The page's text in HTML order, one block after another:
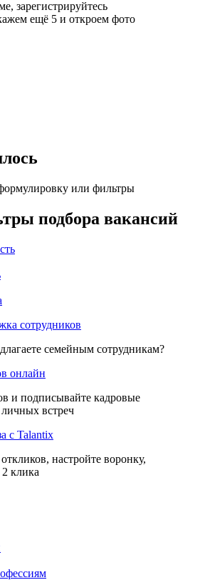
зарегистрируйтесь
ещё 5 и откроем фото
или фильтры
подбора вакансий
сотрудников
семейным сотрудникам?
онлайн
и подписывайте кадровые
встреч
с Talantix
настройте воронку,
клика